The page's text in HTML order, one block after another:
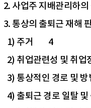
2. 사업주 지배관리하
3. 통상의 출퇴근 재해
1) 주거
4
2) 취업관련성 및 취업
3) 통상적인 경로 및 방
4) 출퇴근 경로 일탈 및